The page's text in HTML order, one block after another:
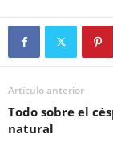
Artículo anterior
Todo sobre el
natural